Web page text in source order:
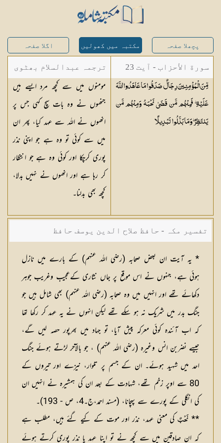
پچھلا صفحہ مکتبہ میں کھولیں اگلا صفحہ
سورة الأحزاب - آیت 23
مِّنَ الْمُؤْمِنِينَ رِجَالٌ صَدَقُوا مَا عَاهَدُوا اللَّهَ
عَلَيْهِ ۖ فَمِنْهُم مَّن قَضَىٰ نَحْبَهُ وَمِنْهُم مَّن
يَنتَظِرُ ۖ وَمَا بَدَّلُواتَبْدِيلًا
ترجمہ عبدالسلام بھٹوی
- عبدالسلام بن محمد
مومنوں میں سے کچھ مرد ایسے ہیں
جنھوں نے وہ بات سچ کہی جس پر
انھوں نے اللہ سے عہد کیا، پھر ان
میں سے کوئی تو وہ ہے جو اپنی نذر
پوری کرچکا اور کوئی وہ ہے جو انتظار
کر رہا ہے اور انھوں نے نہیں بدلا،
کچھ بھی بدلنا۔
تفسیر مکہ - حافظ صلاح الدین یوسف حافظ
* یہ آیت ان بعض صحابہ (رضی الله عنہم) کے بارے میں نازل
ہوئی ہے، جنہوں نے اس موقع پر جاں نثاری کےعجیب وغریب جوہر
دکھائے تھے اور انہیں میں وہ صحابہ (رضی الله عنہم) بھی شامل ہیں جو
جنگ بدر میں شریک نہ ہو سکے تھے لیکن انہوں نے یہ عہد کر رکھا تھا
کہ اب آئندہ کوئی معرکہ پیش آیا، تو جہاد میں بھرپور حصہ لیں گے،
جیسے نضربن انس وغیرہ (رضی الله عنہم) ، جو بالآخر لڑتے ہوئے جنگ
احد میں شہید ہوئے۔ ان کے جسم پر تلوار، نیزے اور تیروں کے
80 سے اوپر زخم تھے، شہادت کے بعد ان کی ہمشیرہ نے انہیں ان
کی انگلی کے پورے سے پہچانا، (مسند احمد،ج۔4، ص - 193)۔
** نَحْبٌکی معنی عہد، نذر اور موت کے کیے گئے ہیں، مطلب ہے
کہ ان صادقین میں سے کچھ نے تو اپنا عہد یا نذر پوری کرتے ہوئے